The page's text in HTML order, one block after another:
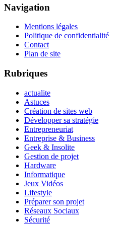
Navigation
Mentions légales
Politique de confidentialité
Contact
Plan de site
Rubriques
actualite
Astuces
Création de sites web
Développer sa stratégie
Entrepreneuriat
Entreprise & Business
Geek & Insolite
Gestion de projet
Hardware
Informatique
Jeux Vidéos
Lifestyle
Préparer son projet
Réseaux Sociaux
Sécurité